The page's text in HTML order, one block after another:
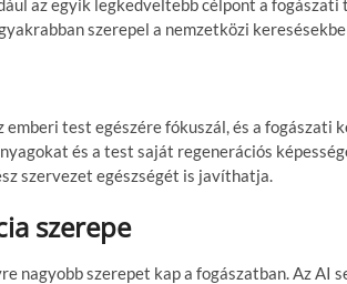
az egyik legkedveltebb célpont a fogászati
szerepel a nemzetközi
test egészére fókuszál, és a fogászati
és a test saját regenerációs
szervezet egészségét is javíthatja.
szerepe
nagyobb szerepet kap a fogászatban. Az AI